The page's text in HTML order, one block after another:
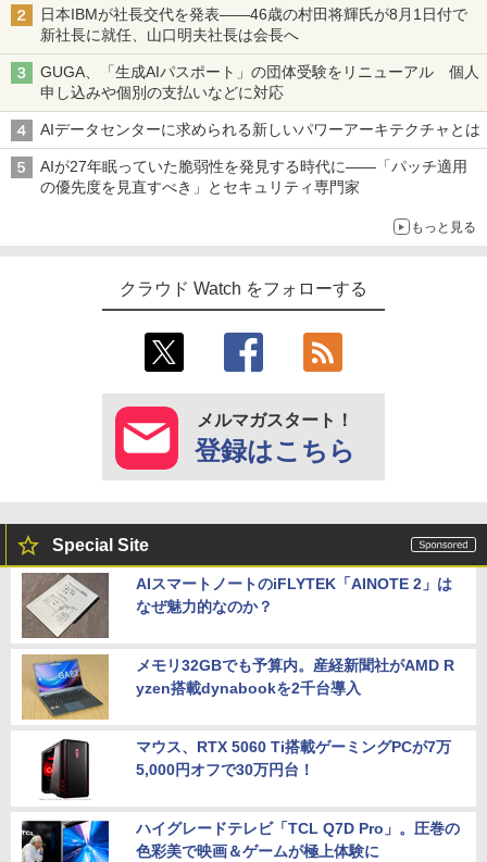
日本IBMが社長交代を発表――46歳の村田将輝氏が8月1日付で
新社長に就任、山口明夫社長は会長へ
GUGA、「生成AIパスポート」の団体受験をリニューアル 個人
申し込みや個別の支払いなどに対応
AIデータセンターに求められる新しいパワーアーキテクチャとは
AIが27年眠っていた脆弱性を発見する時代に――「パッチ適用
の優先度を見直すべき」とセキュリティ専門家
もっと見る
クラウド Watch をフォローする
メルマガスタート！
登録はこちら
Special Site
AIスマートノートのiFLYTEK「AINOTE 2」は
なぜ魅力的なのか？
メモリ32GBでも予算内。産経新聞社がAMD R
yzen搭載dynabookを2千台導入
マウス、RTX 5060 Ti搭載ゲーミングPCが7万
5,000円オフで30万円台！
ハイグレードテレビ「TCL Q7D Pro」。圧巻の
色彩美で映画＆ゲームが極上体験に